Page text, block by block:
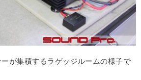
が集積するラゲッジルームの様子で